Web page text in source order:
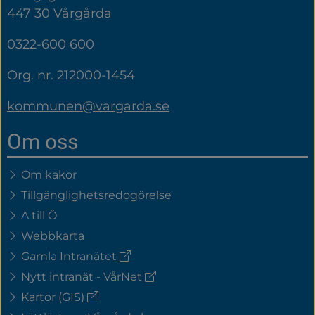
447 30 Vårgårda
0322-600 600
Org. nr. 212000-1454
kommunen@vargarda.se
Om oss
Om kakor
Tillgänglighetsredogörelse
A till Ö
Webbkarta
Gamla Intranätet (extern
Nytt intranät - VårNet (extern
Kartor (GIS) (extern
länk)